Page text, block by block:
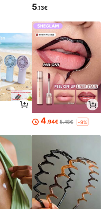
5.13€
4.94€ 5.48€ -9%